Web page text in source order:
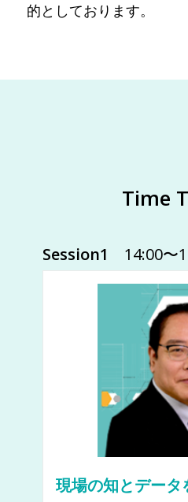
的としております。
Time
Session1 14:00〜
現場の知とデータ